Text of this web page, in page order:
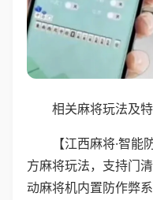
相关麻将玩法及
【江西麻将·智
方麻将玩法，支持门
动麻将机内置防作弊